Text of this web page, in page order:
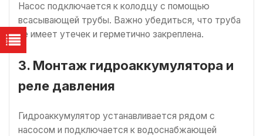
Насос подключается к колодцу с помощью
всасывающей трубы. Важно убедиться, что труба
не имеет утечек и герметично закреплена.
3. Монтаж гидроаккумулятора и
реле давления
Гидроаккумулятор устанавливается рядом с
насосом и подключается к водоснабжающей